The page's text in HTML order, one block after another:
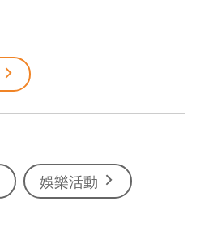
娛樂活動